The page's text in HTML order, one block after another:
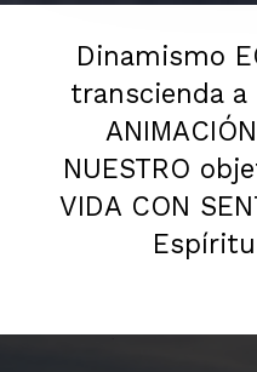
Dinamismo
transcienda a
NUESTRO
VIDA CON